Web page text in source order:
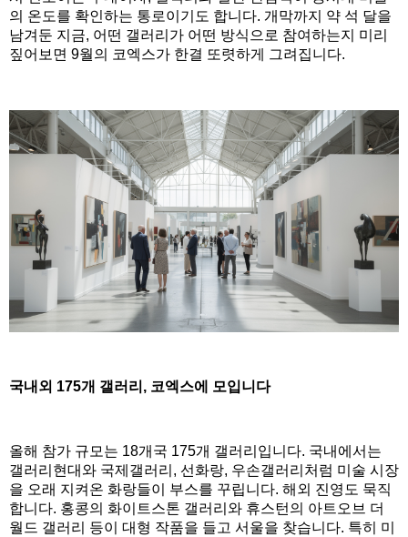
의 온도를 확인하는 통로이기도 합니다. 개막까지 약 석 달을
남겨둔 지금, 어떤 갤러리가 어떤 방식으로 참여하는지 미리
짚어보면 9월의 코엑스가 한결 또렷하게 그려집니다.
국내외 175개 갤러리, 코엑스에 모입니다
올해 참가 규모는 18개국 175개 갤러리입니다. 국내에서는
갤러리현대와 국제갤러리, 선화랑, 우손갤러리처럼 미술 시장
을 오래 지켜온 화랑들이 부스를 꾸립니다. 해외 진영도 묵직
합니다. 홍콩의 화이트스톤 갤러리와 휴스턴의 아트오브 더
월드 갤러리 등이 대형 작품을 들고 서울을 찾습니다. 특히 미